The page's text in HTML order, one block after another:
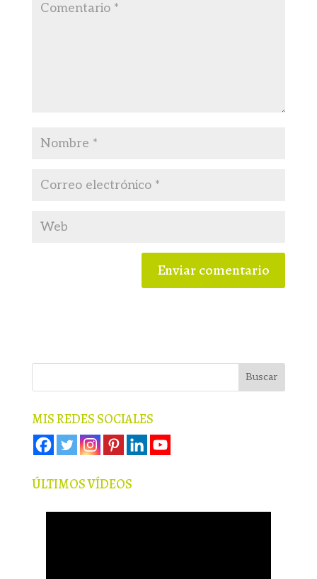
MIS REDES SOCIALES
ÚLTIMOS VÍDEOS